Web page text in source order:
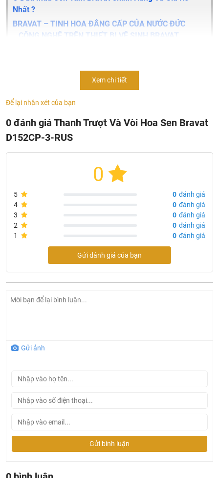
Nhất ?
BRAVAT – TINH HOA ĐẲNG CẤP CỦA NƯỚC ĐỨC
CÔNG NGHỆ TRÊN THIẾT BỊ VỆ SINH BRAVAT
- Mã sản phẩm:D152CP-3-RUS
- Ghế ABS
- Vòi sen chống xoắn 1500mm PVC
- Tốc độ dòng chảy: 12L / phút @ 0,3 MPa
- Chiều dài: 750mm
Ở đâu mua sen tắm Bravat chính hãng và giá rẻ nhất ?
Khalinguyen.vn là đơn vị cung cấp sản phẩm
Xem chi tiết
Để lại nhận xét của bạn
0 đánh giá Thanh Trượt Và Vòi Hoa Sen Bravat
D152CP-3-RUS
0
5 0 đánh giá
4
0 đánh giá
3
0 đánh giá
2
0 đánh giá
1
0 đánh giá
Gửi đánh giá của bạn
Gửi ảnh
Gửi bình luận